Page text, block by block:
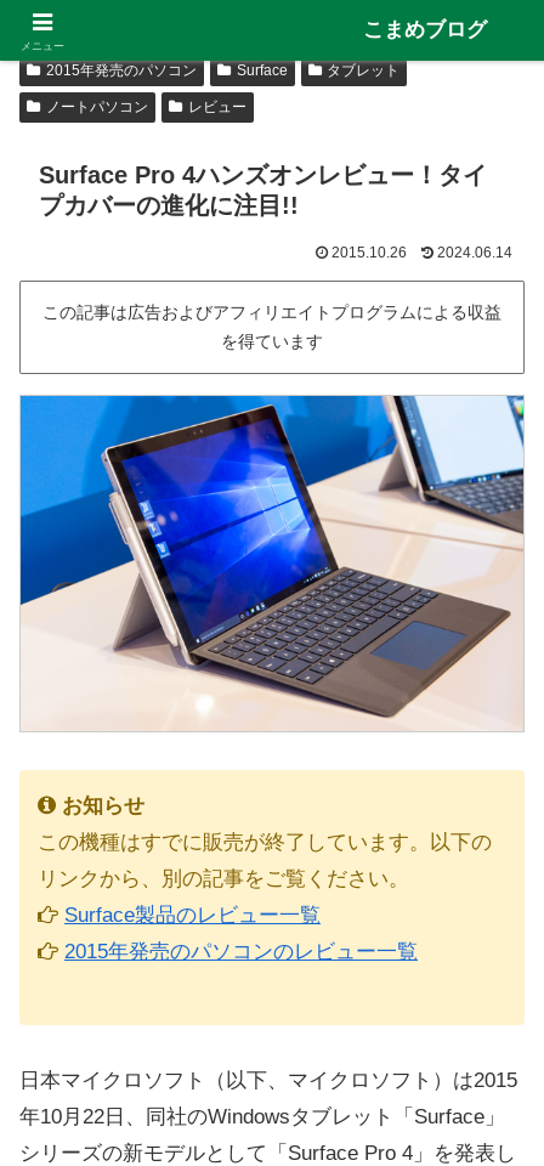
2015年発売のパソコン Surface タブレット
ノートパソコン レビュー
Surface Pro 4ハンズオンレビュー！タイ
プカバーの進化に注目!!
2015.10.26 2024.06.14
この記事は広告およびアフィリエイトプログラムによる収益
を得ています
お知らせ
この機種はすでに販売が終了しています。以下の
リンクから、別の記事をご覧ください。
Surface製品のレビュー一覧
2015年発売のパソコンのレビュー一覧
日本マイクロソフト（以下、マイクロソフト）は2015
年10月22日、同社のWindowsタブレット「Surface」
シリーズの新モデルとして「Surface Pro 4」を発表し
メニュー
こまめブログ